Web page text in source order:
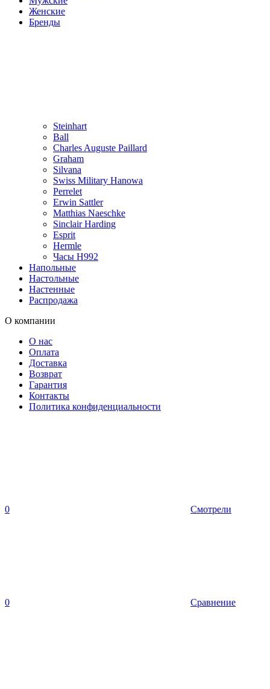
Женские
Бренды
Steinhart
Ball
Charles Auguste Paillard
Graham
Silvana
Swiss Military Hanowa
Perrelet
Erwin Sattler
Matthias Naeschke
Sinclair Harding
Esprit
Hermle
Часы H992
Напольные
Настольные
Настенные
Распродажа
О компании
О нас
Оплата
Доставка
Возврат
Гарантия
Контакты
Политика конфиденциальности
0 Смотрели
0 Сравнение